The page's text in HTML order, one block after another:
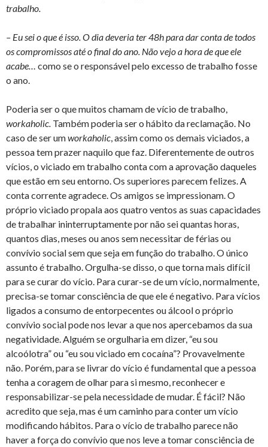
trabalho.
– Eu sei o que é isso. O dia deveria ter 48h para dar conta de todos
os compromissos até o final do ano. Não vejo a hora de que ele
acabe… como se o responsável pelo excesso de trabalho fosse
o ano.
Poderia ser o que muitos chamam de vício de trabalho,
workaholic. Também poderia ser o hábito da reclamação. No
caso de ser umworkaholic, assim como os demais viciados, a
pessoa tem prazer naquilo que faz. Diferentemente de outros
vícios, o viciado em trabalho conta com a aprovação daqueles
que estão em seu entorno. Os superiores parecem felizes. A
conta corrente agradece. Os amigos se impressionam. O
próprio viciado propala aos quatro ventos as suas capacidades
de trabalhar ininterruptamente por não sei quantas horas,
quantos dias, meses ou anos sem necessitar de férias ou
convívio social sem que seja em função do trabalho. O único
assunto é trabalho. Orgulha-se disso, o que torna mais difícil
para se curar do vício. Para curar-se de um vício, normalmente,
precisa-se tomar consciência de que ele é negativo. Para vícios
ligados a consumo de entorpecentes ou álcool o próprio
convívio social pode nos levar a que nos apercebamos da sua
negatividade. Alguém se orgulharia em dizer, “eu sou
alcoólotra” ou “eu sou viciado em cocaína”? Provavelmente
não. Porém, para se livrar do vício é fundamental que a pessoa
tenha a coragem de olhar para si mesmo, reconhecer e
responsabilizar-se pela necessidade de mudar. É fácil? Não
acredito que seja, mas é um caminho para conter um vício
modificando hábitos. Para o vício de trabalho parece não
haver a força do convívio que nos leve a tomar consciência de